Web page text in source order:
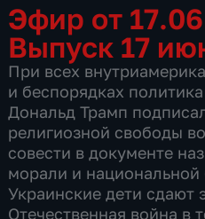
Эфир от
Выпуск 17
При всех
и беспорядках
Дональд Трамп
религиозной свободы
совести в документе
морали и национальной
Украинские дети сдают
Отечественная война в